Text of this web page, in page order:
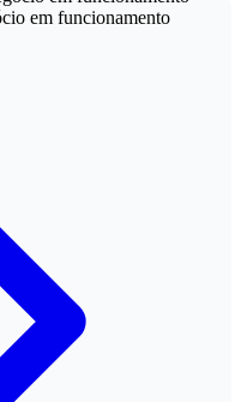
em funcionamento